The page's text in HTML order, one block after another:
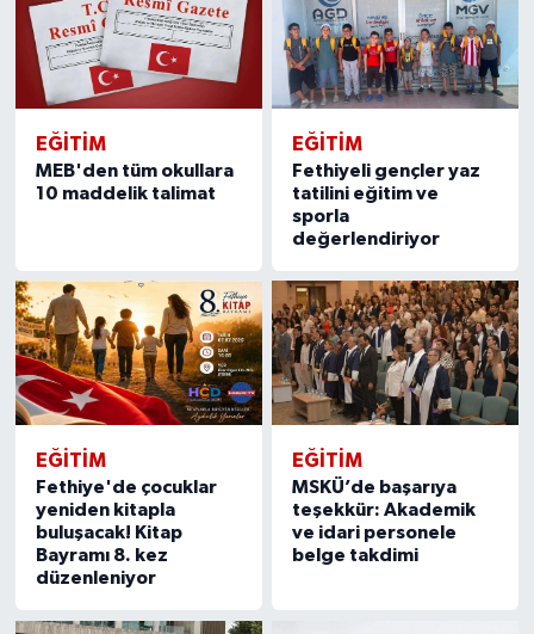
EĞITIM
MEB'den tüm okullara
10 maddelik talimat
EĞITIM
Fethiyeli gençler yaz
tatilini eğitim ve
sporla
değerlendiriyor
EĞITIM
Fethiye'de çocuklar
yeniden kitapla
buluşacak! Kitap
Bayramı 8. kez
düzenleniyor
EĞITIM
MSKÜ’de başarıya
teşekkür: Akademik
ve idari personele
belge takdimi